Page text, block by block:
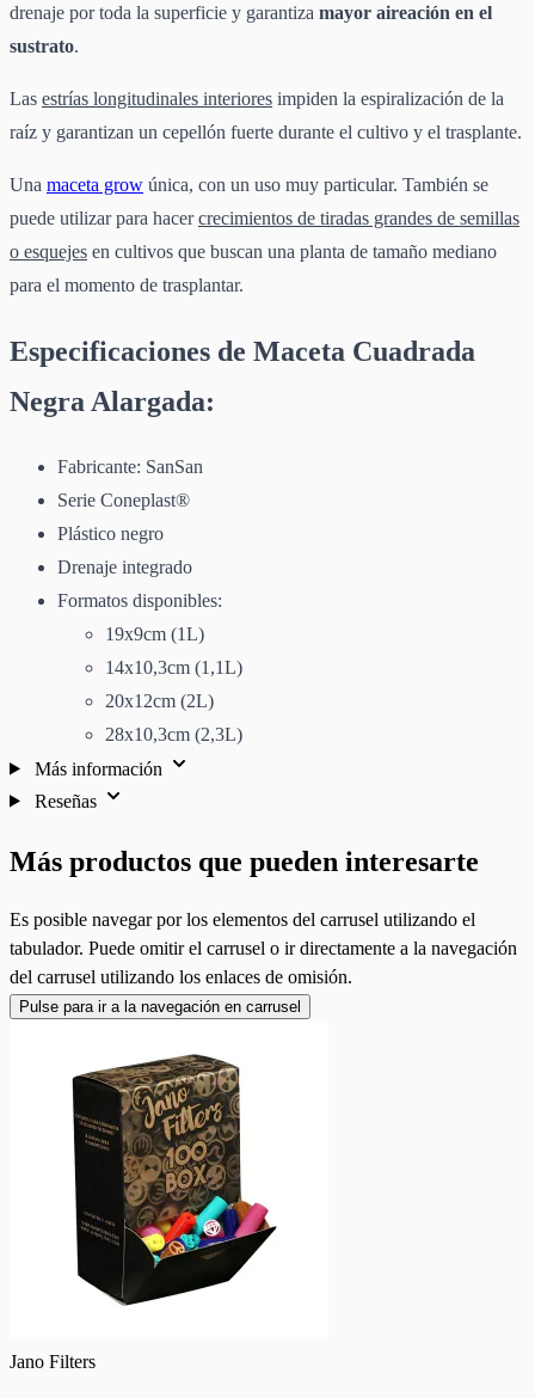
drenaje por toda la superficie y garantiza mayor aireación en el
sustrato.
Las estrías longitudinales interiores impiden la espiralización de la
raíz y garantizan un cepellón fuerte durante el cultivo y el trasplante.
Una maceta grow única, con un uso muy particular. También se
puede utilizar para hacercrecimientos de tiradas grandes de semillas
o esquejes en cultivos que buscan una planta de tamaño mediano
para el momento de trasplantar.
Especificaciones de Maceta Cuadrada
Negra Alargada:
Fabricante: SanSan
Serie Coneplast®
Plástico negro
Drenaje integrado
Formatos disponibles:
19x9cm (1L)
14x10,3cm (1,1L)
20x12cm (2L)
28x10,3cm (2,3L)
Más información
Reseñas
Más productos que pueden interesarte
Es posible navegar por los elementos del carrusel utilizando el
tabulador. Puede omitir el carrusel o ir directamente a la navegación
del carrusel utilizando los enlaces de omisión.
Pulse para ir a la navegación en carrusel
Jano Filters